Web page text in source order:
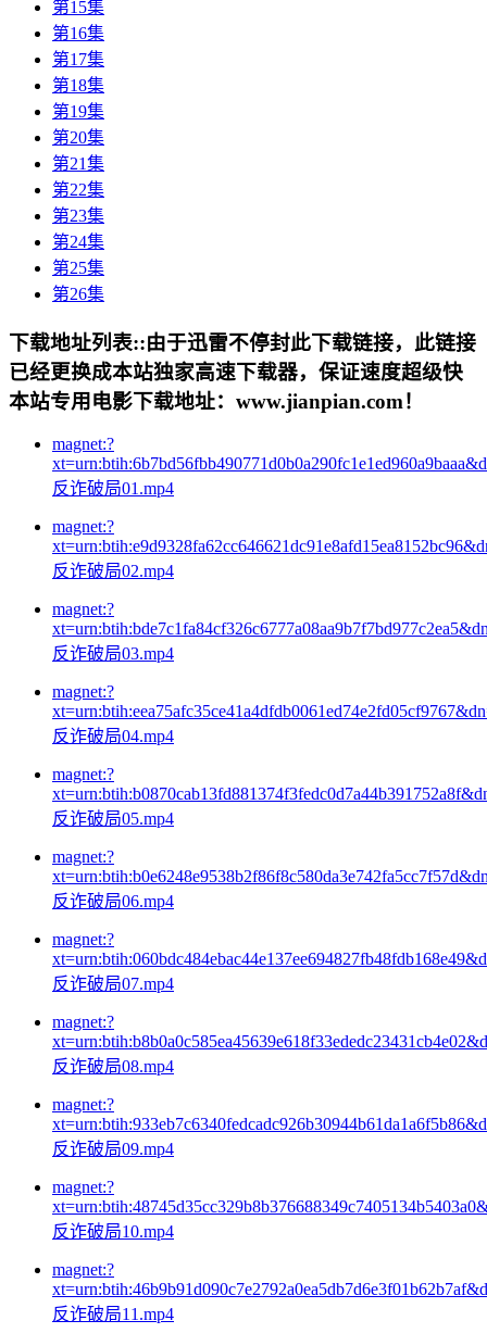
第15集
第16集
第17集
第18集
第19集
第20集
第21集
第22集
第23集
第24集
第25集
第26集
下载地址列表::由于迅雷不停封此下载链接，此链接
已经更换成本站独家高速下载器，保证速度超级快
本站专用电影下载地址：www.jianpian.com！
magnet:?
反诈破局01.mp4
magnet:?
反诈破局02.mp4
magnet:?
反诈破局03.mp4
magnet:?
反诈破局04.mp4
magnet:?
反诈破局05.mp4
magnet:?
反诈破局06.mp4
magnet:?
反诈破局07.mp4
magnet:?
反诈破局08.mp4
magnet:?
反诈破局09.mp4
magnet:?
反诈破局10.mp4
magnet:?
反诈破局11.mp4